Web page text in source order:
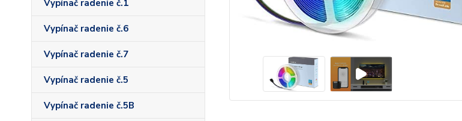
Vypínač radenie č.1
Vypínač radenie č.6
Vypínač radenie č.7
Vypínač radenie č.5
Vypínač radenie č.5B